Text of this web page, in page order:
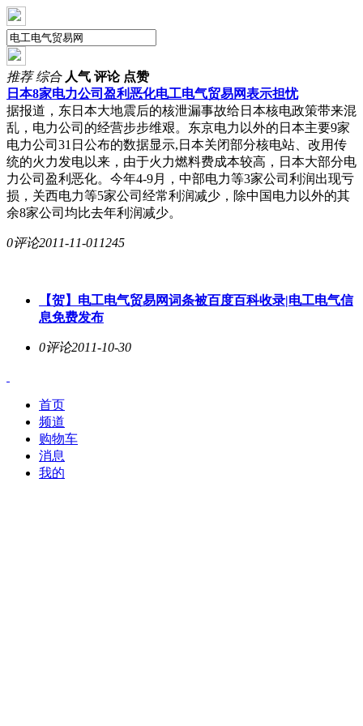
推荐 综合 人气 评论 点赞
日本8家电力公司盈利恶化电工电气贸易网表示担忧
据报道，东日本大地震后的核泄漏事故给日本核电政策带来混
乱，电力公司的经营步步维艰。东京电力以外的日本主要9家
电力公司31日公布的数据显示,日本关闭部分核电站、改用传
统的火力发电以来，由于火力燃料费成本较高，日本大部分电
力公司盈利恶化。今年4-9月，中部电力等3家公司利润出现亏
损，关西电力等5家公司经常利润减少，除中国电力以外的其
余8家公司均比去年利润减少。
0评论2011-11-01 1245
【贺】 电工电气贸易网词条被百度百科收录|电工电气信
息免费发布
0评论2011-10-30
首页
频道
购物车
消息
我的